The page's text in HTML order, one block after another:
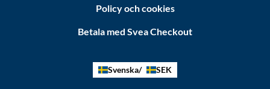
Policy och cookies
Betala med Svea Checkout
Svenska SEK